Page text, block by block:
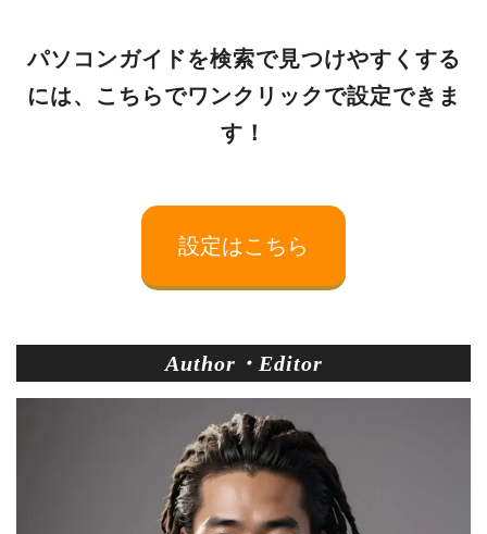
パソコンガイドを検索で見つけやすくする
には、こちらでワンクリックで設定できま
す！
設定はこちら
Author・Editor